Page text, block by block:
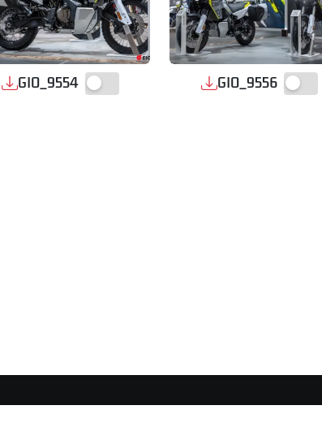
GIO_9554 GIO_9556